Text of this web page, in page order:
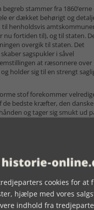
stammer fra 1860’erne
er dækket behørigt og
til henholdsvis
fortiden til), og til staten.
overgik til staten. Det
sagspukler i såvel
at ræsonnere over
holder sig til en strengt
stof forekommer
de bedste kræfter, den danske
og tager sig smukt ud
i Danmarks historiske
vil have gavn af at kunne
cookies for at
hjælpe med vores
indhold fra